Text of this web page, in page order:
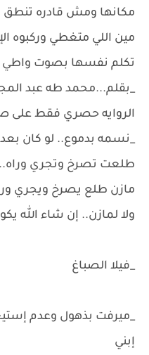
مكانها ومش قادره
مين اللي متغطي وركبوه
تكلم نفسها بصوت واطي
_بقلم...محمد طه عبد
الروايه حصري فقط على
_نسمه بدموع.. لو كان
طلعت تصرخ وتجري وراه..
مازن طلع يصرخ ويجري
ولا لمازن.. إن شاء الله
_فيلا الصباغ
_ميرفت بذهول وعدم
إبني